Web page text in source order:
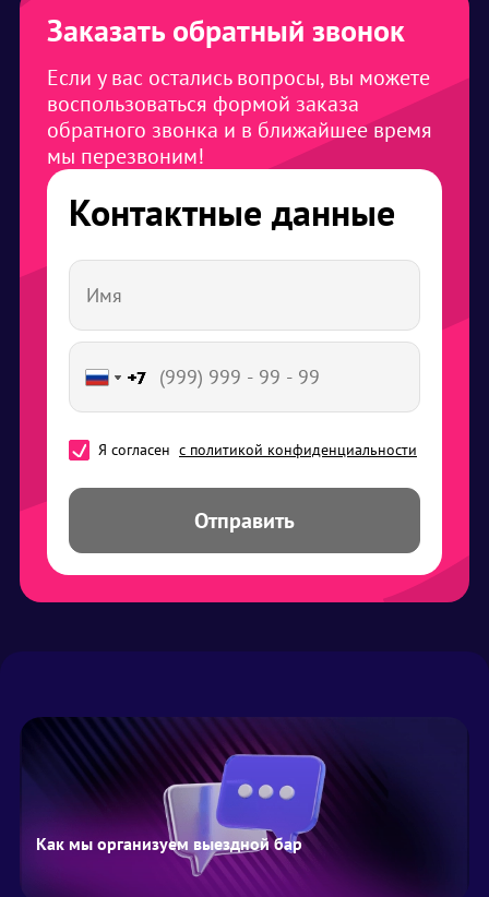
Заказать обратный звонок
Если у вас остались вопросы, вы можете
воспользоваться формой заказа
обратного звонка и в ближайшее время
мы перезвоним!
Контактные данные
+7
+7
+7
+7
+7
+7
+7
Я согласен с политикой конфиденциальности
Отправить
Как мы организуем выездной бар